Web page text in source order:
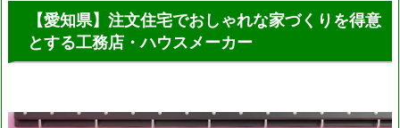
【愛知県】注文住宅でおしゃれな家づくりを得意
とする工務店・ハウスメーカー